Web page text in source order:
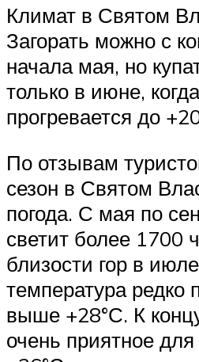
Климат в Святом
Загорать можно с
начала мая, но
только в июне,
прогревается до
По отзывам
сезон в Святом
погода. С мая по
светит более 1700
близости гор в
температура редко
выше +28°С. К
очень приятное